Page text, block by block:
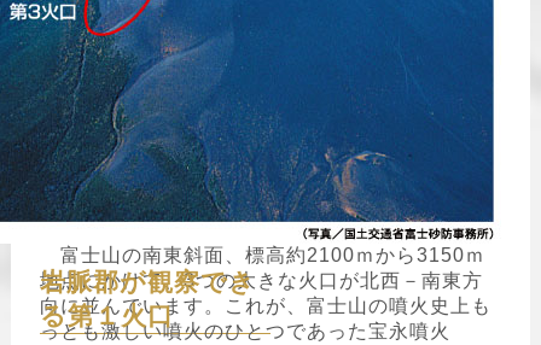
富士山の南東斜面、標高約2100ｍから3150ｍ
地点にかけて、3つの大きな火口が北西－南東方
向に並んでいます。これが、富士山の噴火史上も
っとも激しい噴火のひとつであった宝永噴火
岩脈郡が観察でき
る第１火口